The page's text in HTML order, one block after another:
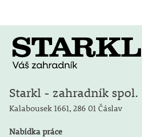
Starkl - zahradník spol.
Kalabousek 1661, 286 01 Čáslav
Nabídka práce